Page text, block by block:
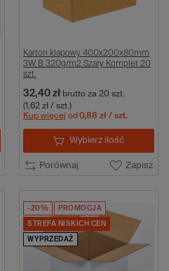
Karton klapowy 400x200x80mm
3W B 320g/m2 Szary Komplet 20
szt.
32,40 zł brutto za 20 szt.
(1,62 zł / szt.)
Kup więcej od 0,88 zł / szt.
Porównaj Zapisz
Wybierz ilość
-20% PROMOCJA
STREFA NISKICH CEN
WYPRZEDAŻ